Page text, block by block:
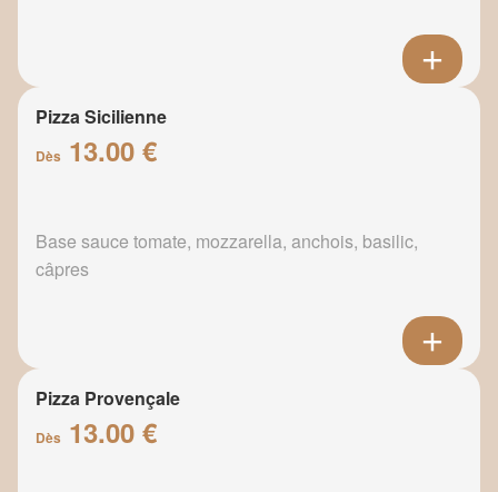
Pizza Sicilienne
Dès 13.00 €
Base sauce tomate, mozzarella, anchois, basilic,
câpres
Pizza Provençale
Dès 13.00 €